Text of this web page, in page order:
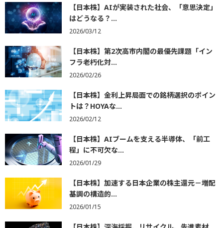
【日本株】AIが実装された社会、「意思決定」
はどうなる？...
2026/03/12
【日本株】第2次高市内閣の最優先課題「イン
フラ老朽化対...
2026/02/26
【日本株】金利上昇局面での銘柄選択のポイン
トは？HOYAな...
2026/02/12
【日本株】AIブームを支える半導体、「前工
程」に不可欠な...
2026/01/29
【日本株】加速する日本企業の株主還元－増配
基調の構造的...
2026/01/15